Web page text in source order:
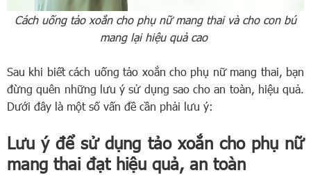
Cách uống tảo xoắn cho phụ nữ mang thai và cho con bú
mang lại hiệu quả cao
Sau khi biết cách uống tảo xoắn cho phụ nữ mang thai, bạn
đừng quên những lưu ý sử dụng sao cho an toàn, hiệu quả.
Dưới đây là một số vấn đề cần phải lưu ý:
Lưu ý để sử dụng tảo xoắn cho phụ nữ
mang thai đạt hiệu quả, an toàn